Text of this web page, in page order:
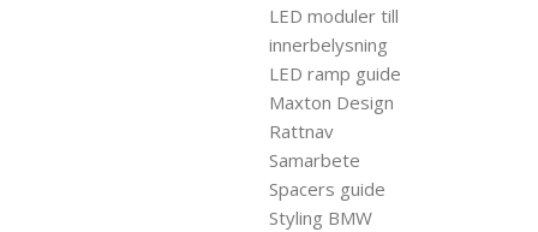
LED moduler till
innerbelysning
LED ramp guide
Maxton Design
Rattnav
Samarbete
Spacers guide
Styling BMW